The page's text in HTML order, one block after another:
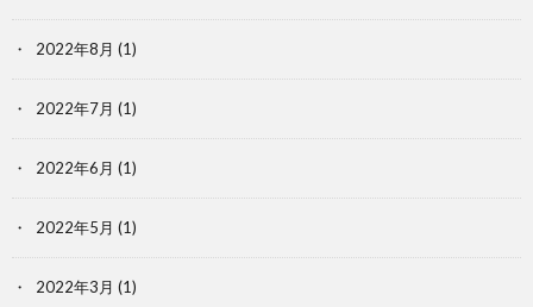
2022年8月 (1)
2022年7月 (1)
2022年6月 (1)
2022年5月 (1)
2022年3月 (1)